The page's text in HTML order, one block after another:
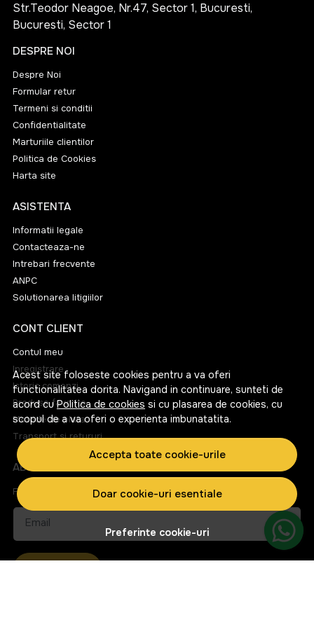
Acest site foloseste cookies pentru a va oferi
functionalitatea dorita. Navigand in continuare, sunteti de
acord cuPolitica de cookies si cu plasarea de cookies, cu
scopul de a va oferi o experienta imbunatatita.
Accepta toate cookie-urile
Doar cookie-uri esentiale
Preferinte cookie-uri
Str.Teodor Neagoe, Nr.47, Sector 1, Bucuresti,
Bucuresti, Sector 1
DESPRE NOI
Despre Noi
Formular retur
Termeni si conditii
Confidentialitate
Marturiile clientilor
Politica de Cookies
Harta site
ASISTENTA
Informatii legale
Contacteaza-ne
Intrebari frecvente
ANPC
Solutionarea litigiilor
CONT CLIENT
Contul meu
Inregistrare
Istoric comenzi
Produse favorite
Metode de plata
Transport si retururi
ABONEAZA-TE LA NEWSLETTER
Fii la curent cu toate promotiile si produsele noi din shop!
Email